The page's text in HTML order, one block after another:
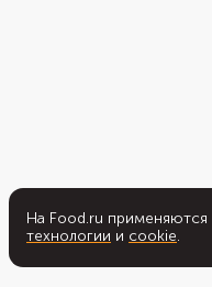
На Food.ru применяются
технологии и cookie.